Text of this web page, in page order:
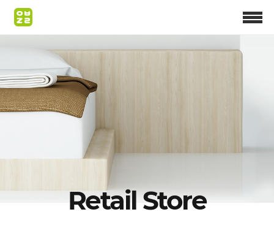
Retail Store